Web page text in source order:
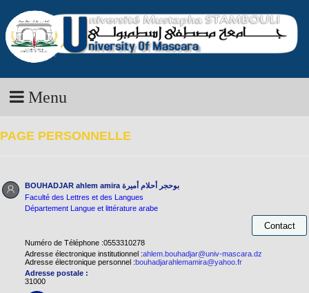
Menu
PAGE PERSONNELLE
BOUHADJAR ahlem amira بوحجر أحلام أميرة
Faculté des Lettres et des Langues
Département Langue et littérature arabe
Numéro de Téléphone :0553310278
Adresse électronique institutionnel :ahlem.bouhadjar@univ-mascara.dz
Adresse électronique personnel :bouhadjarahlemamira@yahoo.fr
Adresse postale :
31000